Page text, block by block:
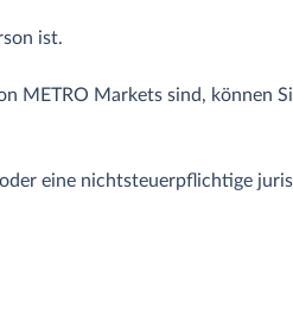
ist.
METRO Markets sind, können
eine nichtsteuerpflichtige